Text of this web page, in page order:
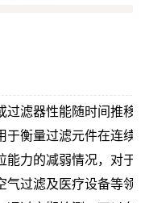
过滤器性能随时间推移
于衡量过滤元件在连续
能力的减弱情况，对于
气过滤及医疗设备等领